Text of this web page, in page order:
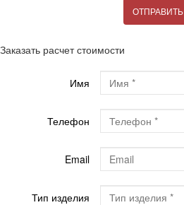
ОТПРАВИТЬ
Заказать расчет стоимости
Имя
Телефон
Email
Тип изделия